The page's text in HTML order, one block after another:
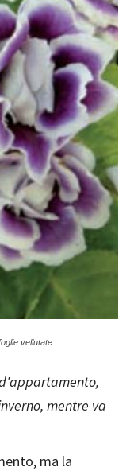
vellutate.
mentre va
ma la